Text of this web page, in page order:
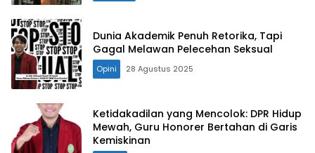
Dunia Akademik Penuh Retorika, Tapi
Gagal Melawan Pelecehan Seksual
Opini 28 Agustus 2025
Ketidakadilan yang Mencolok: DPR Hidup
Mewah, Guru Honorer Bertahan di Garis
Kemiskinan